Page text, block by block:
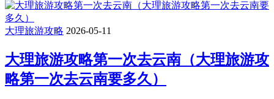
大理旅游攻略 2026-05-11
大理旅游攻略第一次去云南（大理旅游攻
略第一次去云南要多久）